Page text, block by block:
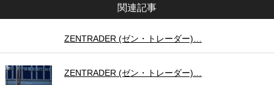
関連記事
ZENTRADER (ゼン・トレーダー)…
ZENTRADER (ゼン・トレーダー)…